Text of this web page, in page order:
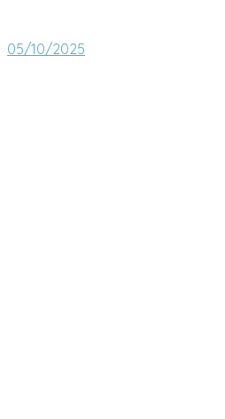
05/10/2025